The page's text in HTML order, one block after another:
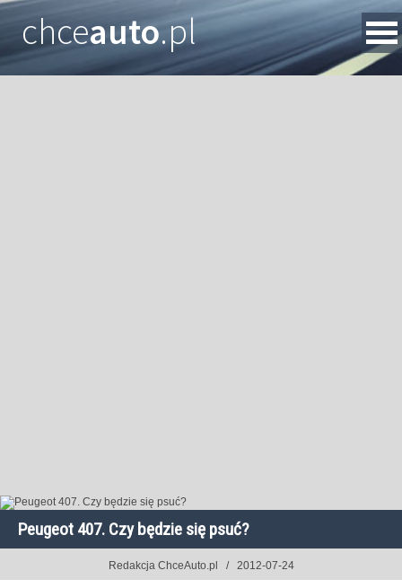
chceauto.pl
Peugeot 407. Czy będzie się psuć?
Redakcja ChceAuto.pl 2012-07-24